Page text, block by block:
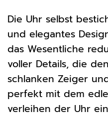
Die Uhr selbst
und elegantes
das Wesentliche
voller Details, die
schlanken Zeiger
perfekt mit dem
verleihen der Uhr